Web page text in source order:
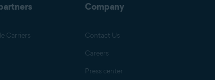
Carriers
Company
Contact Us
Careers
Press center